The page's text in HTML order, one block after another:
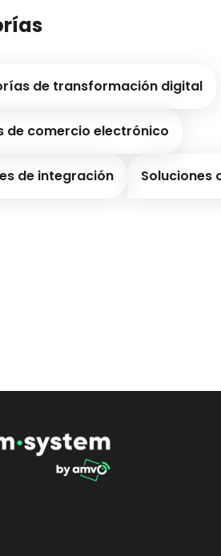
de transformación digital
de comercio electrónico
de integración Soluciones